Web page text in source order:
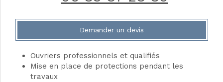
Demander un devis
Ouvriers professionnels et qualifiés
Mise en place de protections pendant les
travaux